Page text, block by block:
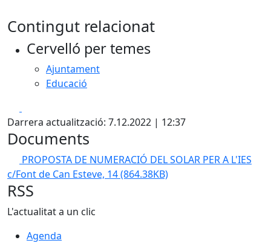
Contingut relacionat
Cervelló per temes
Ajuntament
Educació
Darrera actualització: 7.12.2022 | 12:37
Documents
PROPOSTA DE NUMERACIÓ DEL SOLAR PER A L'IES
c/Font de Can Esteve, 14(864.38KB)
RSS
L'actualitat a un clic
Agenda